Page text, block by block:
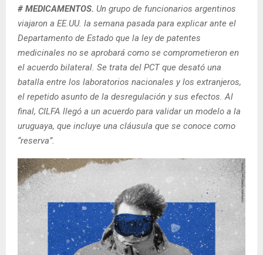
# MEDICAMENTOS. Un grupo de funcionarios argentinos
viajaron a EE.UU. la semana pasada para explicar ante el
Departamento de Estado que la ley de patentes
medicinales no se aprobará como se comprometieron en
el acuerdo bilateral. Se trata del PCT que desató una
batalla entre los laboratorios nacionales y los extranjeros,
el repetido asunto de la desregulación y sus efectos. Al
final, CILFA llegó a un acuerdo para validar un modelo a la
uruguaya, que incluye una cláusula que se conoce como
“reserva”.